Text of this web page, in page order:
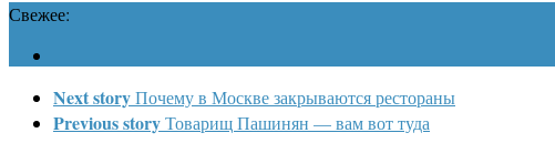
Свежее:
Next storyПочему в Москве закрываются рестораны
Previous storyТоварищ Пашинян — вам вот туда